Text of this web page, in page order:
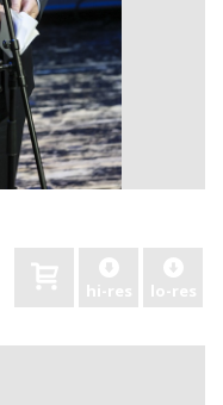
hi-res lo-res